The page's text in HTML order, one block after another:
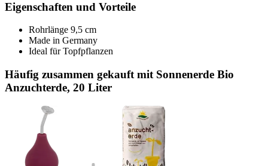
Eigenschaften und Vorteile
Rohrlänge 9,5 cm
Made in Germany
Ideal für Topfpflanzen
Häufig zusammen gekauft mit Sonnenerde Bio
Anzuchterde, 20 Liter